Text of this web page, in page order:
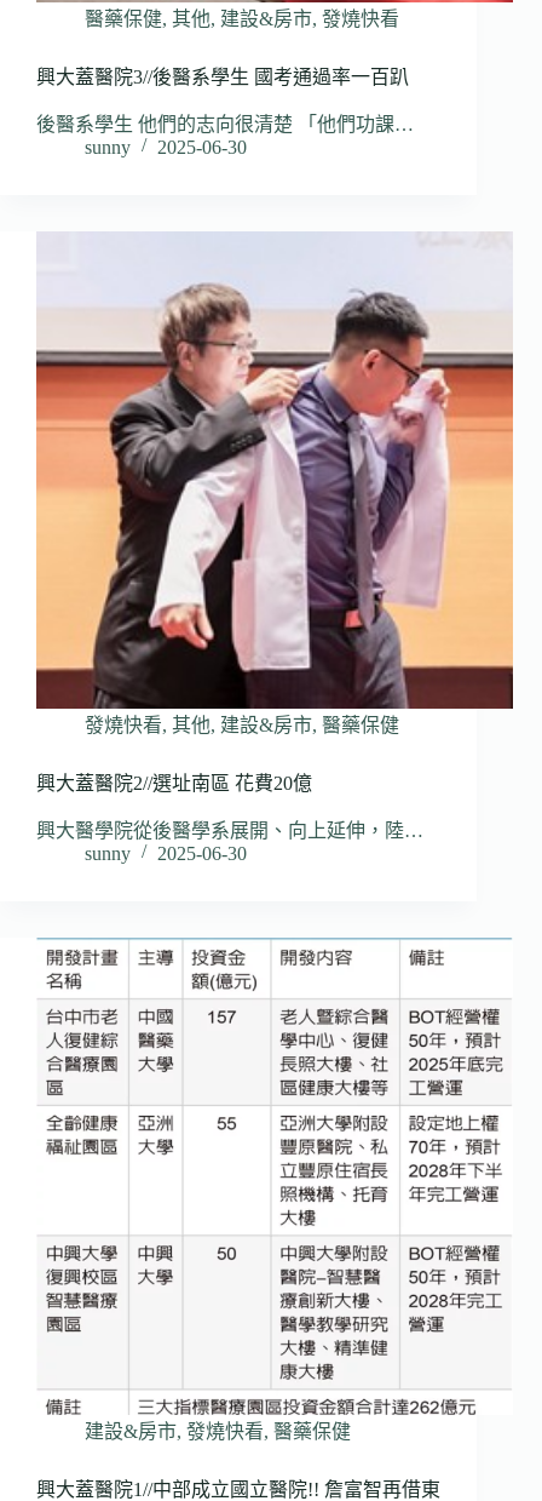
醫藥保健, 其他, 建設&房市, 發燒快看
興大蓋醫院3//後醫系學生 國考通過率一百趴
後醫系學生 他們的志向很清楚 「他們功課…
sunny
2025-06-30
發燒快看, 其他, 建設&房市, 醫藥保健
興大蓋醫院2//選址南區 花費20億
興大醫學院從後醫學系展開、向上延伸，陸…
sunny
2025-06-30
建設&房市, 發燒快看, 醫藥保健
興大蓋醫院1//中部成立國立醫院!! 詹富智再借東